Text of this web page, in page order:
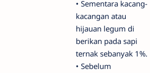
• Sementara kacang-
kacangan atau
hijauan legum di
berikan pada sapi
ternak sebanyak 1%.
• Sebelum